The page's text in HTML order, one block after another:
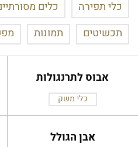
כלי תפירה
כלים
תכשיטים
תמונות
אבוס לתרנגולות
כלי משק
אבן הגולל